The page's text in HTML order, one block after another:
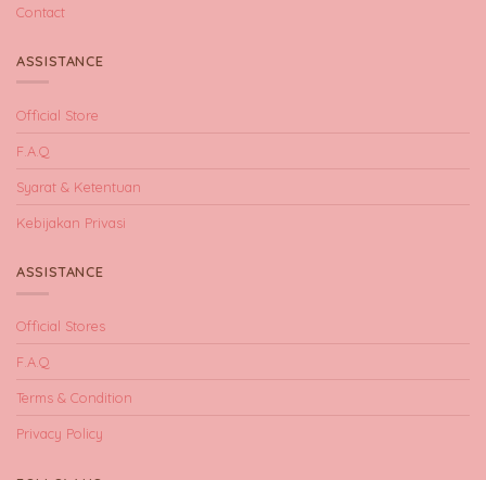
Contact
ASSISTANCE
Official Store
F.A.Q
Syarat & Ketentuan
Kebijakan Privasi
ASSISTANCE
Official Stores
F.A.Q
Terms & Condition
Privacy Policy